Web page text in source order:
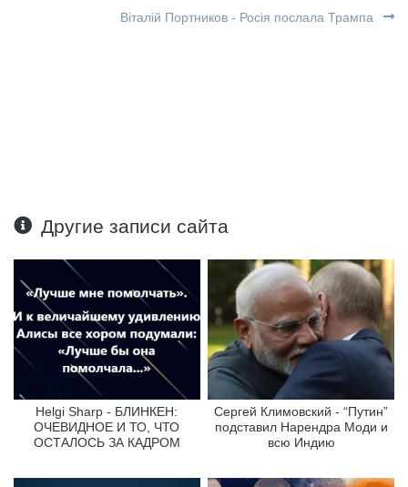
Віталій Портников - Росія послала Трампа
Другие записи сайта
Helgi Sharp - БЛИНКЕН:
ОЧЕВИДНОЕ И ТО, ЧТО
ОСТАЛОСЬ ЗА КАДРОМ
Сергей Климовский - “Путин”
подставил Нарендра Моди и
всю Индию